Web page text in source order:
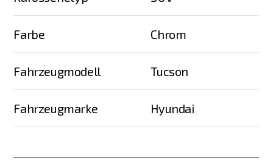
Farbe Chrom
Fahrzeugmodell Tucson
Fahrzeugmarke Hyundai